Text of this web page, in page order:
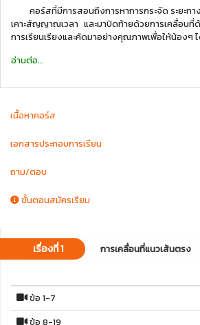
คอร์สที่มีการสอนถึงการหาการกระจัด ระยะทาง
เคาะสัญญาณเวลา และมาปิดท้ายด้วยการเคลื่อนที่
การเรียนเรียงและคัดมาอย่างคุณภาพเพื่อให้น้องๆ
อ่านต่อ...
เนื้อหาคอร์ส
เอกสารประกอบการเรียน
ถาม/ตอบ
ขั้นตอนสมัครเรียน
เรื่องที่ 1 การเคลื่อนที่แนวเส้นตรง
ข้อ 1-7
ข้อ 8-19